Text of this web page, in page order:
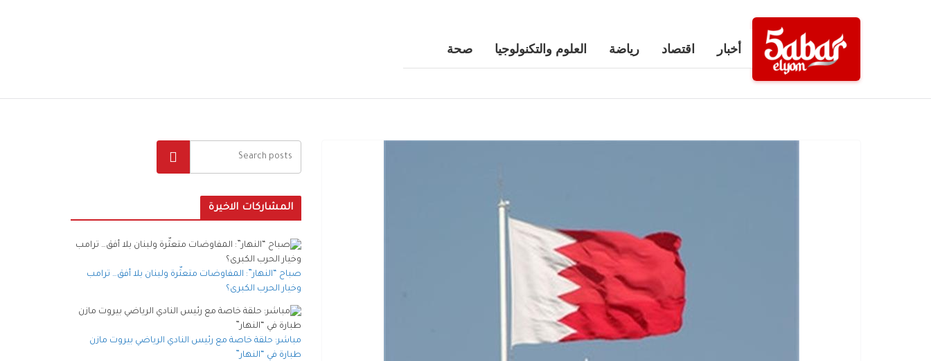
أخبار اقتصاد رياضة العلوم والتكنولوجيا صحة
المشاركات الاخيرة
صباح “النهار”: المفاوضات متعثّرة ولبنان بلا أفق… ترامب
وخيار الحرب الكبرى؟
مباشر: حلقة خاصة مع رئيس النادي الرياضي بيروت مازن
طبارة في “النهار”